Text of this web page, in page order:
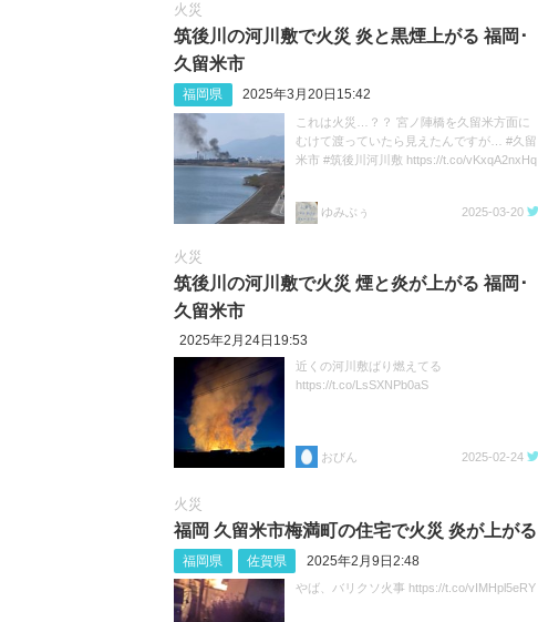
火災
筑後川の河川敷で火災 炎と黒煙上がる 福岡･
久留米市
福岡県 2025年3月20日15:42
これは火災…？？ 宮ノ陣橋を久留米方面に
むけて渡っていたら見えたんですが… #久留
米市 #筑後川河川敷 https://t.co/vKxqA2nxHq
ゆみぶぅ 2025-03-20
火災
筑後川の河川敷で火災 煙と炎が上がる 福岡･
久留米市
2025年2月24日19:53
近くの河川敷ばり燃えてる
https://t.co/LsSXNPb0aS
おびん 2025-02-24
火災
福岡 久留米市梅満町の住宅で火災 炎が上がる
福岡県 佐賀県 2025年2月9日2:48
やば、バリクソ火事 https://t.co/vIMHpl5eRY